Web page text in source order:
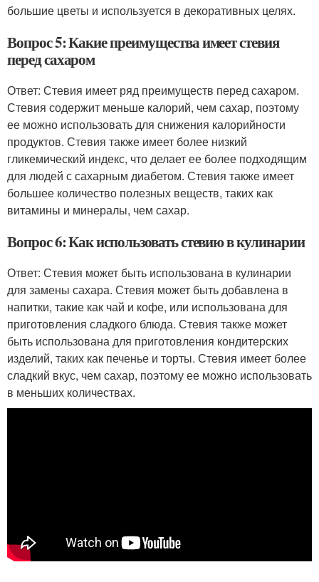
большие цветы и используется в декоративных целях.
Вопрос 5: Какие преимущества имеет стевия
перед сахаром
Ответ: Стевия имеет ряд преимуществ перед сахаром.
Стевия содержит меньше калорий, чем сахар, поэтому
ее можно использовать для снижения калорийности
продуктов. Стевия также имеет более низкий
гликемический индекс, что делает ее более подходящим
для людей с сахарным диабетом. Стевия также имеет
большее количество полезных веществ, таких как
витамины и минералы, чем сахар.
Вопрос 6: Как использовать стевию в кулинарии
Ответ: Стевия может быть использована в кулинарии
для замены сахара. Стевия может быть добавлена в
напитки, такие как чай и кофе, или использована для
приготовления сладкого блюда. Стевия также может
быть использована для приготовления кондитерских
изделий, таких как печенье и торты. Стевия имеет более
сладкий вкус, чем сахар, поэтому ее можно использовать
в меньших количествах.